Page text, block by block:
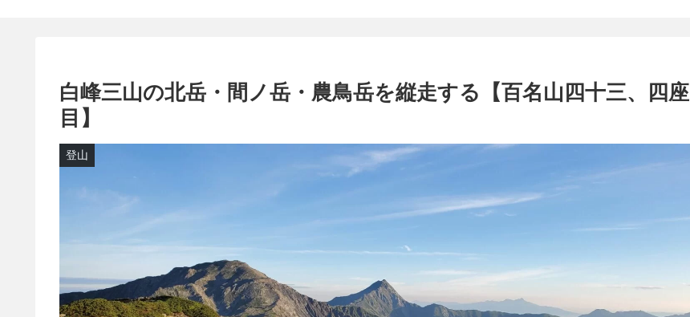
白峰三山の北岳・間ノ岳・農鳥岳を縦走する【百名山四十三、四座
目】
登山